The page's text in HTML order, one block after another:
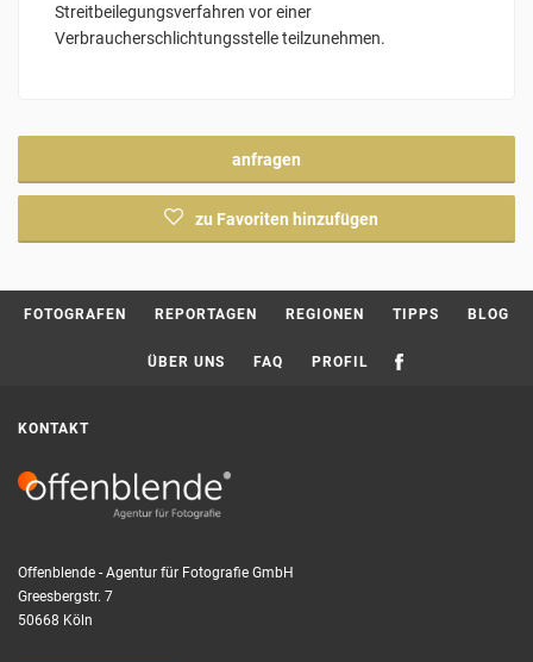
Streitbeilegungsverfahren vor einer
Verbraucherschlichtungsstelle teilzunehmen.
anfragen
zu Favoriten hinzufügen
FOTOGRAFEN REPORTAGEN REGIONEN TIPPS BLOG
ÜBER UNS FAQ PROFIL
KONTAKT
Offenblende - Agentur für Fotografie GmbH
Greesbergstr. 7
50668 Köln